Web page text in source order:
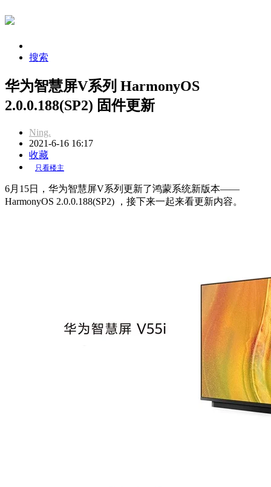
搜索
华为智慧屏V系列 HarmonyOS
2.0.0.188(SP2) 固件更新
Ning.
2021-6-16 16:17
收藏
只看楼主
6月15日，华为智慧屏V系列更新了鸿蒙系统新版本——
HarmonyOS 2.0.0.188(SP2) ，接下来一起来看更新内容。